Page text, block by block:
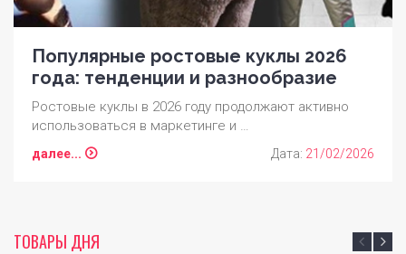
Популярные ростовые куклы 2026
года: тенденции и разнообразие
Ростовые куклы в 2026 году продолжают активно
использоваться в маркетинге и …
далее... Дата: 21/02/2026
ТОВАРЫ ДНЯ